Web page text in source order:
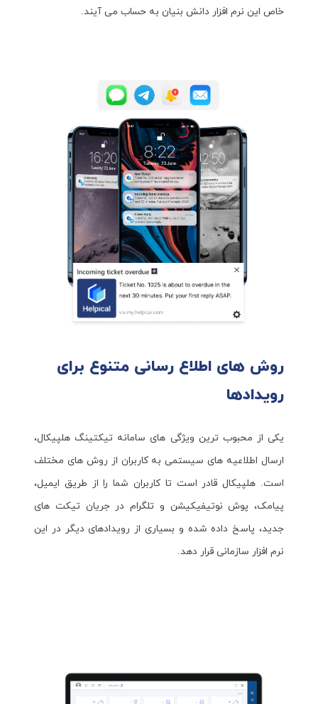
خاص این نرم افزار دانش بنیان به حساب می آیند.
روش های اطلاع رسانی متنوع برای
رویدادها
یکی از محبوب ترین ویژگی های سامانه تیکتینگ هلپیکال،
ارسال اطلاعیه های سیستمی به کاربران از روش های مختلف
است. هلپیکال قادر است تا کاربران شما را از طریق ایمیل،
پیامک، پوش نوتیفیکیشن و تلگرام در جریان تیکت های
جدید، پاسخ داده شده و بسیاری از رویدادهای دیگر در این
نرم افزار سازمانی قرار دهد.